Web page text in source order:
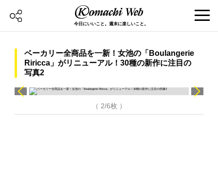
今日にいいこと。週末に楽しいこと。
ベーカリー全商品を一新！女池の「Boulangerie
Riricca」がリニューアル！30種の新作に注目の
写真2
（ 2/6枚 ）